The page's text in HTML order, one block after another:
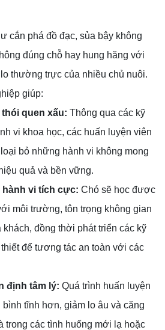
cắn phá đồ đạc, sủa bậy không
đúng chỗ hay hung hăng với
thường trực của nhiều chủ nuôi.
giúp:
quen xấu: Thông qua các kỹ
vi khoa học, các huấn luyện viên
bỏ những hành vi không mong
quả và bền vững.
hành vi tích cực: Chó sẽ học được
môi trường, tôn trọng không gian
khách, đồng thời phát triển các kỹ
để tương tác an toàn với các
định tâm lý: Quá trình huấn luyện
tĩnh hơn, giảm lo âu và căng
trong các tình huống mới lạ hoặc